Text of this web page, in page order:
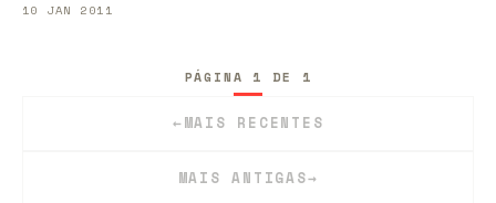
10 JAN 2011
←MAIS RECENTES
PÁGINA 1 DE 1
MAIS ANTIGAS→